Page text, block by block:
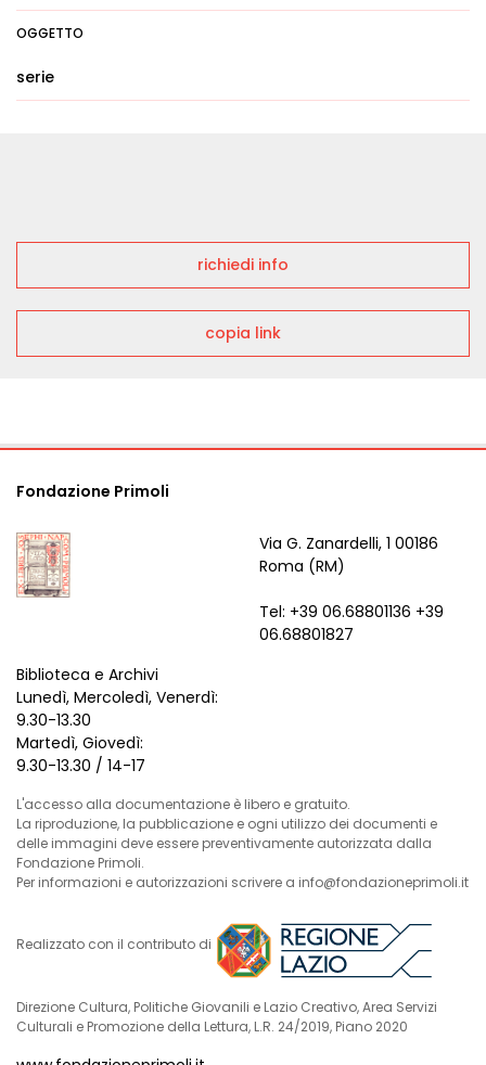
OGGETTO
serie
richiedi info
copia link
Fondazione Primoli
Via G. Zanardelli, 1 00186
Roma (RM)
Tel: +39 06.68801136 +39
06.68801827
Biblioteca e Archivi
Lunedì, Mercoledì, Venerdì:
9.30-13.30
Martedì, Giovedì:
9.30-13.30 / 14-17
L'accesso alla documentazione è libero e gratuito.
La riproduzione, la pubblicazione e ogni utilizzo dei documenti e
delle immagini deve essere preventivamente autorizzata dalla
Fondazione Primoli.
Per informazioni e autorizzazioni scrivere a info@fondazioneprimoli.it
Realizzato con il contributo di
Direzione Cultura, Politiche Giovanili e Lazio Creativo, Area Servizi
Culturali e Promozione della Lettura, L.R. 24/2019, Piano 2020